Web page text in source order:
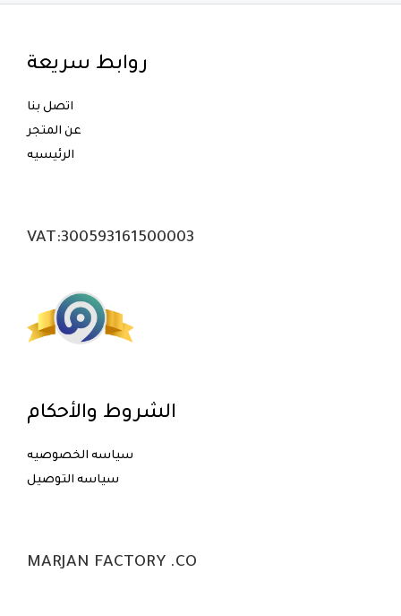
روابط سريعة
اتصل بنا
عن المتجر
الرئيسيه
VAT:300593161500003
الشروط والأحكام
سياسه الخصوصيه
سياسه التوصيل
MARJAN FACTORY .CO